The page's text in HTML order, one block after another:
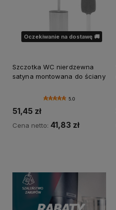
Oczekiwanie na dostawę 🚚
Szczotka WC nierdzewna
satyna montowana do ściany
5.0
51,45 zł
Cena netto: 41,83 zł